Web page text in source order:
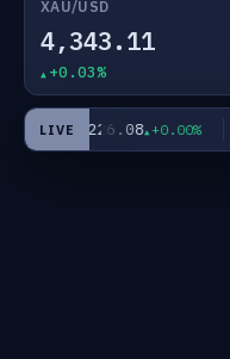
XAU/USD
4,343.11
+0.03%
LIVE
USD64,226.08 +0.00%